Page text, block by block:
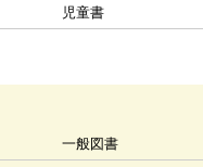
児童書
一般図書